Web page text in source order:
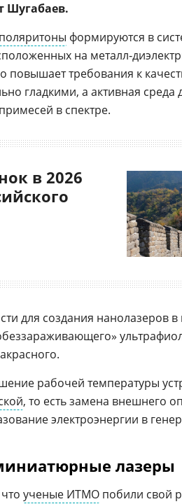
Шугабаев.
поляритоны формируются в
на
повышает требования к
гладкими, а активная среда
в спектре.
в 2026
для создания нанолазеров
рабочей температуры
, то есть замена внешнего
электроэнергии в
лазеры
ученые ИТМО побили свой